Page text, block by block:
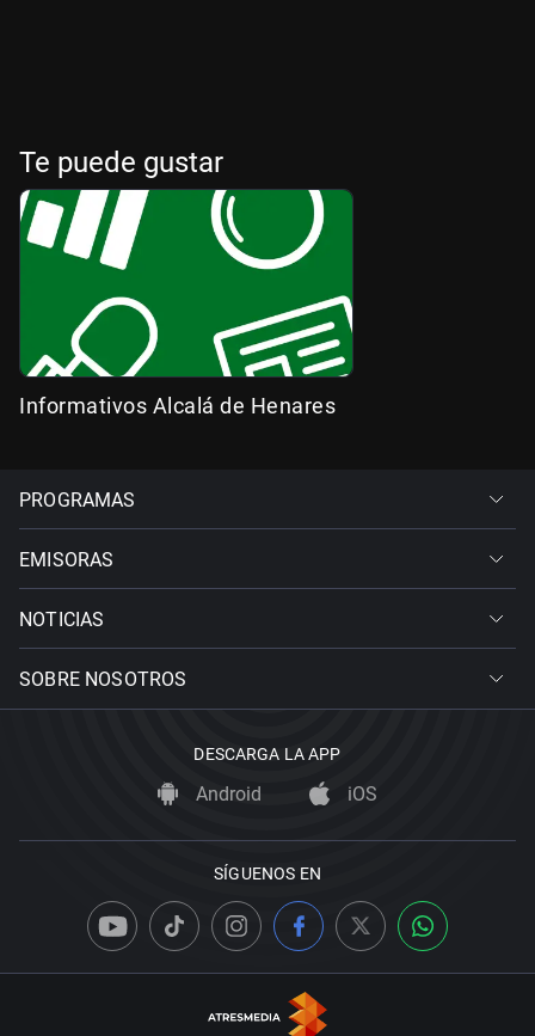
Te puede gustar
Informativos Alcalá de Henares
PROGRAMAS
EMISORAS
NOTICIAS
SOBRE NOSOTROS
DESCARGA LA APP
Android iOS
SÍGUENOS EN